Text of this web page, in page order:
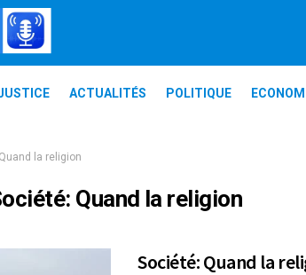
ACTUALITÉS POLITIQUE
la religion
Quand la religion
Société: Quand la